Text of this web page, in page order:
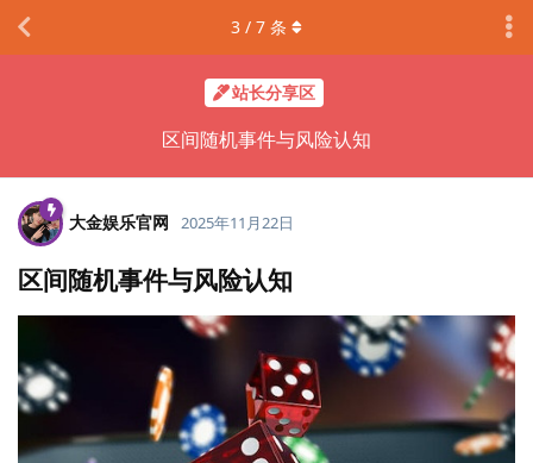
站长分享区
区间随机事件与风险认知
3 / 7 条
大金娱乐官网 2025年11月22日
区间随机事件与风险认知